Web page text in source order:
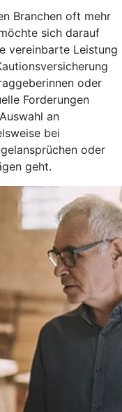
Branchen oft mehr
sich darauf
vereinbarte Leistung
oder
Forderungen
an
bei
oder
geht.